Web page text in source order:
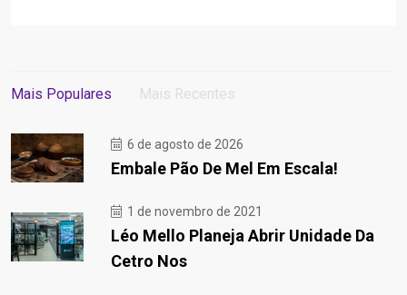
Mais Populares Mais Recentes
6 de agosto de 2026
Embale Pão De Mel Em Escala!
1 de novembro de 2021
Léo Mello Planeja Abrir Unidade Da
Cetro Nos